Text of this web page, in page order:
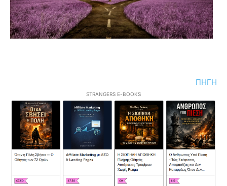
ΠΗΓΗ
STRANGERS E-BOOKS